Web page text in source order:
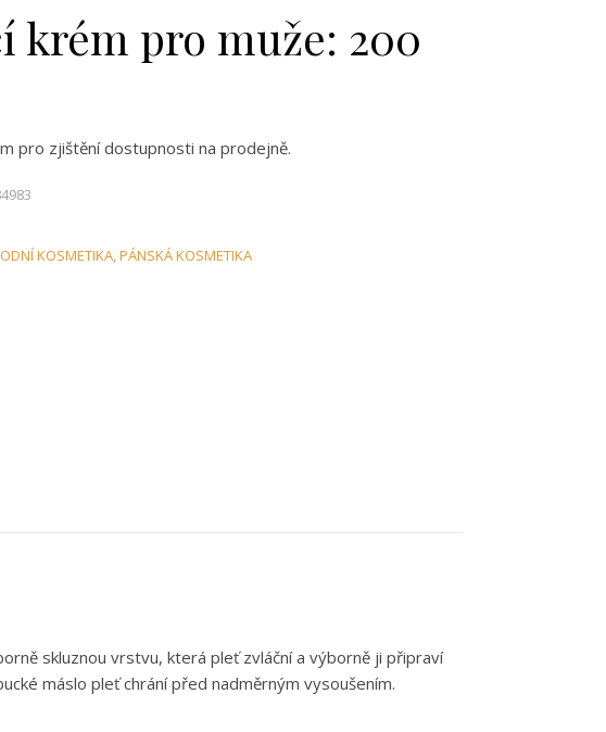
krém pro muže: 200
pro zjištění dostupnosti na prodejně.
KOSMETIKA,PÁNSKÁ KOSMETIKA
skluznou vrstvu, která pleť zvláční a výborně ji připraví
máslo pleť chrání před nadměrným vysoušením.